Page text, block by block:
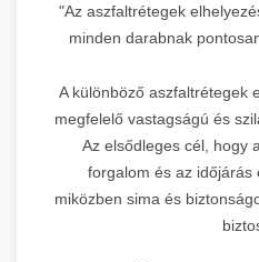
"Az aszfaltrétegek
minden darabnak
A különböző aszfaltrétegek
megfelelő vastagságú és
Az elsődleges cél, hogy
forgalom és az időjárás
miközben sima és